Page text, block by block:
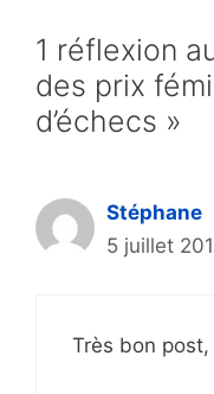
1 réflexion
des prix
d’échecs »
Stéphane
5 juillet
Très bon